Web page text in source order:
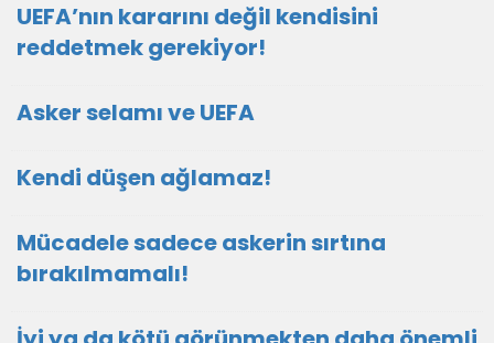
UEFA’nın kararını değil kendisini
reddetmek gerekiyor!
Asker selamı ve UEFA
Kendi düşen ağlamaz!
Mücadele sadece askerin sırtına
bırakılmamalı!